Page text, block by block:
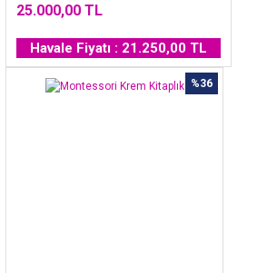
25.000,00 TL
Havale Fiyatı : 21.250,00 TL
%36